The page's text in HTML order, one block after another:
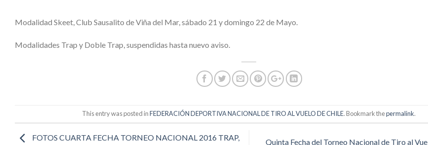
Modalidad Skeet, Club Sausalito de Viña del Mar, sábado 21 y domingo 22 de Mayo.
Modalidades Trap y Doble Trap, suspendidas hasta nuevo aviso.
This entry was posted inFEDERACIÓN DEPORTIVA NACIONAL DE TIRO AL VUELO DE CHILE. Bookmark thepermalink.
FOTOS CUARTA FECHA TORNEO NACIONAL 2016 TRAP,
Quinta Fecha del Torneo Nacional de Tiro al